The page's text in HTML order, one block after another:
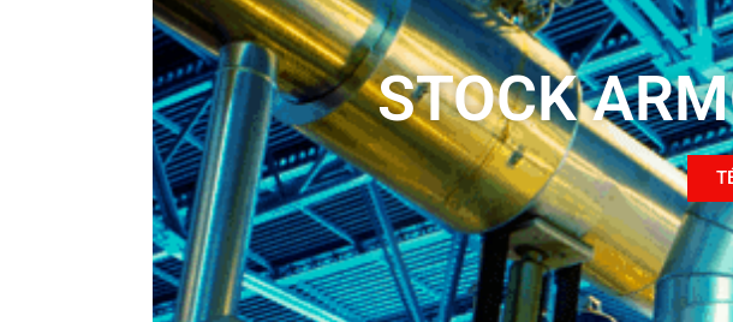
Boites & Boitiers Inox
Coffrets
Armoires
Pupitres
HD. IP 69K
Gamme UL
In Situ
Enveloppe Inox Ex ec
Zone Ex eb
Zone Ex d
Zone Ex p
RSE
Les
Le sur-
Le
STOCK